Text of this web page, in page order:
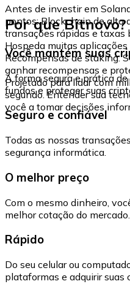
Antes de investir em
pontos: Blockchain de alto
transações rápidas e taxas
Hospeda muitas
Recompensas de staking:
ganhar recompensas e
Projetado para lidar com
segundo. Entender sua
você a tomar decisões
Por que Bitnovo?
Você mantém suas
A forma segura e prática
fundos e proteger suas
Seguro e confiável
Todas as nossas
segurança informática.
O melhor preço
Com o mesmo dinheiro,
melhor cotação do mercado.
Rápido
Do seu celular ou
plataformas e adquirir suas